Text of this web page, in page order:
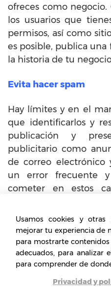
ofreces como negocio.
los usuarios que
permisos, así como
es posible, publica una
la historia de tu
Evita hacer spam
Hay límites y en el
que identificarlos y
publicación y
publicitario como
de correo electrónico
un error frecuente
cometer en estos
manera frecuente,
generaría el
Cómo hacerlo: No
días un mensaje
cuando ellos han
Usamos cookies y
mejorar tu experiencia de
para mostrarte
adecuados, para analizar
para comprender de
Privacidad y